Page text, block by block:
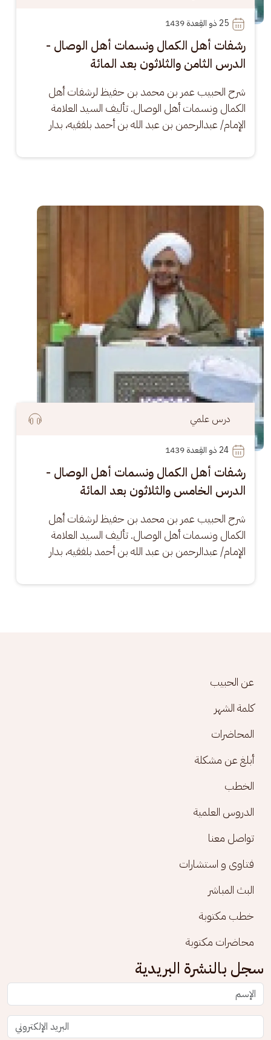
25
رشفات أهل الكمال ونسمات أهل الوصال -
الدرس الثامن والثلاثون بعد المائة
شرح الحبيب عمر بن محمد بن حفيظ لرشفات أهل
الكمال ونسمات أهل الوصال. تأليف السيد العلامة
الإمام/ عبدالرحمن بن عبد الله بن أحمد بلفقيه، بدار
الصورة
درس علمي
24
رشفات أهل الكمال ونسمات أهل الوصال -
الدرس الخامس والثلاثون بعد المائة
شرح الحبيب عمر بن محمد بن حفيظ لرشفات أهل
الكمال ونسمات أهل الوصال. تأليف السيد العلامة
الإمام/ عبدالرحمن بن عبد الله بن أحمد بلفقيه، بدار
Footer menu
عن الحبيب
كلمة الشهر
المحاضرات
أبلغ عن مشكلة
الخطب
الدروس العلمية
تواصل معنا
فتاوى و استشارات
البث المباشر
خطب مكتوبة
محاضرات مكتوبة
سجل بالنشرة البريدية